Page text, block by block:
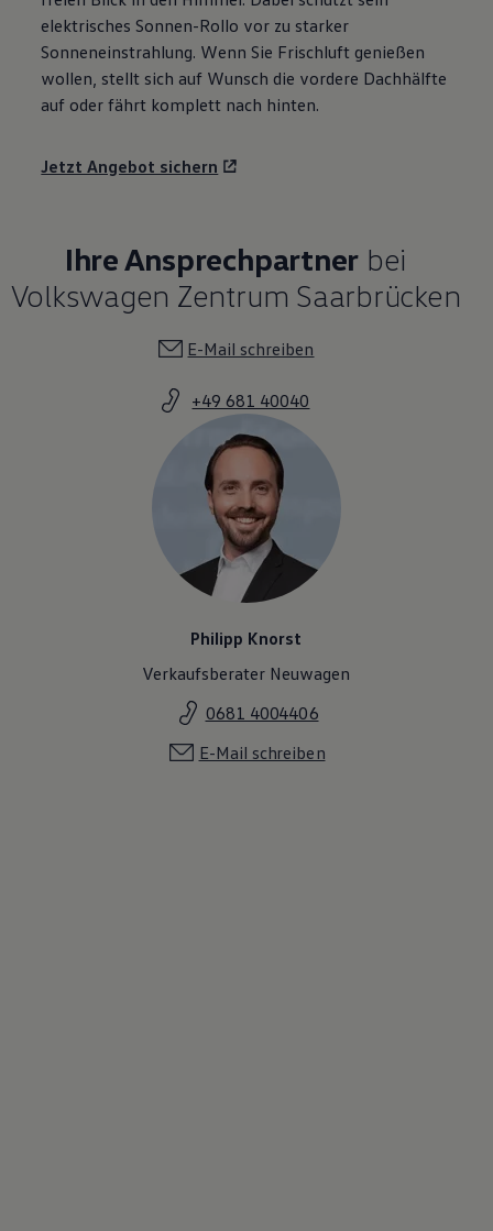
elektrisches Sonnen-Rollo vor zu starker
Sonneneinstrahlung. Wenn Sie Frischluft genießen
wollen, stellt sich auf Wunsch die vordere Dachhälfte
auf oder fährt komplett nach hinten.
Jetzt Angebot sichern
Ihre Ansprechpartner bei
Volkswagen Zentrum Saarbrücken
E-Mail schreiben
+49 681 40040
Philipp Knorst
Verkaufsberater Neuwagen
0681 4004406
E-Mail schreiben